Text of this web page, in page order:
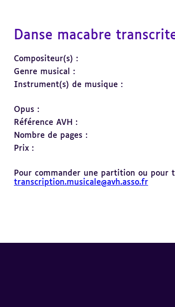
Danse macabre
Compositeur(s) :
Genre musical :
Instrument(s) de musique :
Opus :
Référence AVH :
Nombre de pages :
Prix :
Pour commander une partition ou pour
transcription.musicale@avh.asso.fr